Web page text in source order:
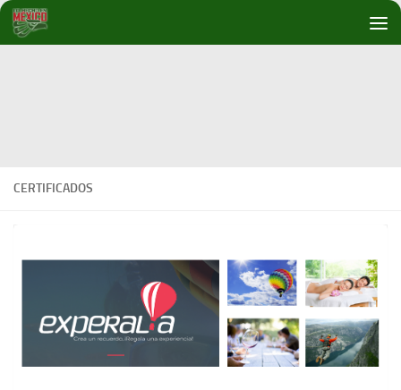
Debajo del contenido
CERTIFICADOS